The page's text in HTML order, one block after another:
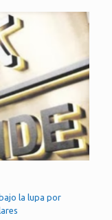
la lupa por